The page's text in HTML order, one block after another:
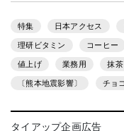
特集 日本アクセス
理研ビタミン コーヒー
値上げ 業務用 抹茶
〔熊本地震影響〕 チョ
タイアップ企画広告